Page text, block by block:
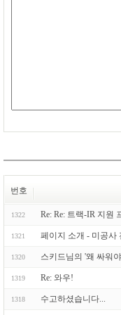
번호
1322 Re: Re: 트랙-IR 지원
1321 페이지 소개 - 미공사
1320 스키드님의 '왜 싸워
1319 Re: 와우!
1318 수고하셨습니다...